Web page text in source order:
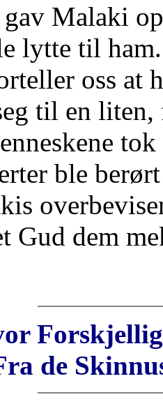
Malaki
lytte til
oss at
til en liten,
ble
Gud dem
de